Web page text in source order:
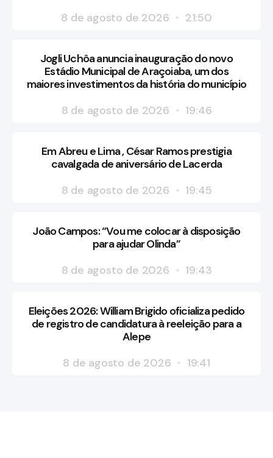
8 de agosto de 2026
21:50
Jogli Uchôa anuncia inauguração do novo
Estádio Municipal de Araçoiaba, um dos
maiores investimentos da história do município
8 de agosto de 2026
19:46
Em Abreu e Lima , César Ramos prestigia
cavalgada de aniversário de Lacerda
8 de agosto de 2026
19:45
João Campos: “Vou me colocar à disposição
para ajudar Olinda”
8 de agosto de 2026
19:43
Eleições 2026: William Brigido oficializa pedido
de registro de candidatura à reeleição para a
Alepe
8 de agosto de 2026
19:41